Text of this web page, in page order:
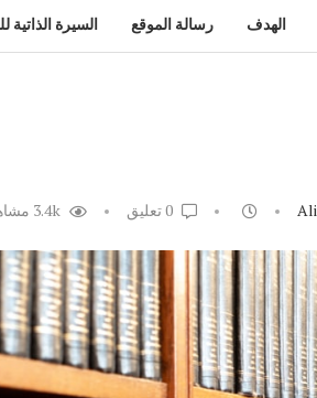
الهدف رسالة الموقع السيرة الذاتية
3.4k